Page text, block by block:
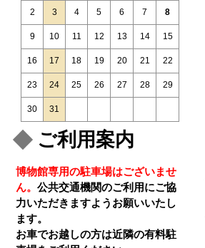
2 3 4 5 6 7 8
9 10 11 12 13 14 15
16 17 18 19 20 21 22
23 24 25 26 27 28 29
30 31
ご利用案内
博物館専用の駐車場はございませ
ん。 公共交通機関のご利用にご協
力いただきますようお願いいたし
ます。
お車でお越しの方は近隣の有料駐